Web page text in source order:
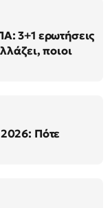
3+1 ερωτήσεις
ποιοι
Πότε